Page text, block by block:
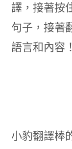
譯，接著按
句子，接著
語言和內容！
小豹翻譯棒